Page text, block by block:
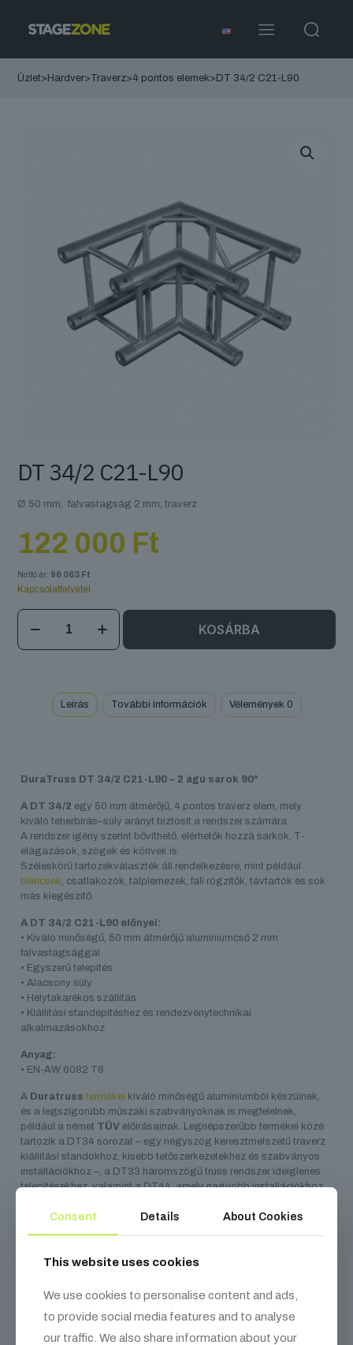
Üzlet> Hardver>Traverz>4 pontos elemek> DT 34/2 C21-L90
DT 34/2 C21-L90
Ø 50 mm, falvastagság 2 mm, traverz
122 000 Ft
Nettó ár: 96 063 Ft
Kapcsolatfelvétel
DT
34/2
C21-
KOSÁRBA
Leírás További információk Vélemények 0
DuraTruss DT 34/2 C21-L90 – 2 ágú sarok 90°
A DT 34/2 egy 50 mm átmérőjű, 4 pontos traverz elem, mely
kiváló teherbírás–súly arányt biztosít a rendszer számára.
A rendszer igény szerint bővíthető, elérhetők hozzá sarkok, T-
elágazások, szögek és körívek is.
Széleskörű tartozékválaszték áll rendelkezésre, mint például
bilincsek, csatlakozók, talplemezek, fali rögzítők, távtartók és sok
más kiegészítő.
A DT 34/2 C21-L90 előnyei:
• Kiváló minőségű, 50 mm átmérőjű alumíniumcső 2 mm
falvastagsággal
• Egyszerű telepítés
• Alacsony súly
• Helytakarékos szállítás
• Kiállítási standépítéshez és rendezvénytechnikai
alkalmazásokhoz
Anyag:
• EN-AW 6082 T6
A Duratruss termékei kiváló minőségű alumíniumból készülnek,
és a legszigorúbb műszaki szabványoknak is megfelelnek,
például a német TÜV előírásainak. Legnépszerűbb termékei közé
tartozik a DT34 sorozat – egy négyszög keresztmetszetű traverz
kiállítási standokhoz, kisebb tetőszerkezetekhez és szabványos
installációkhoz –, a DT33 háromszögű truss rendszer ideiglenes
telepítésekhez, valamint a DT44, amely nagyobb installációkhoz
lehetővé teszi, hogy állandó készletet tartsanak fent, így standard
a termékek mindig gyorsan elérhetők.
Kapcsolódótermékek
Consent Details About Cookies
This website uses cookies
We use cookies to personalise content and ads,
to provide social media features and to analyse
our traffic. We also share information about your